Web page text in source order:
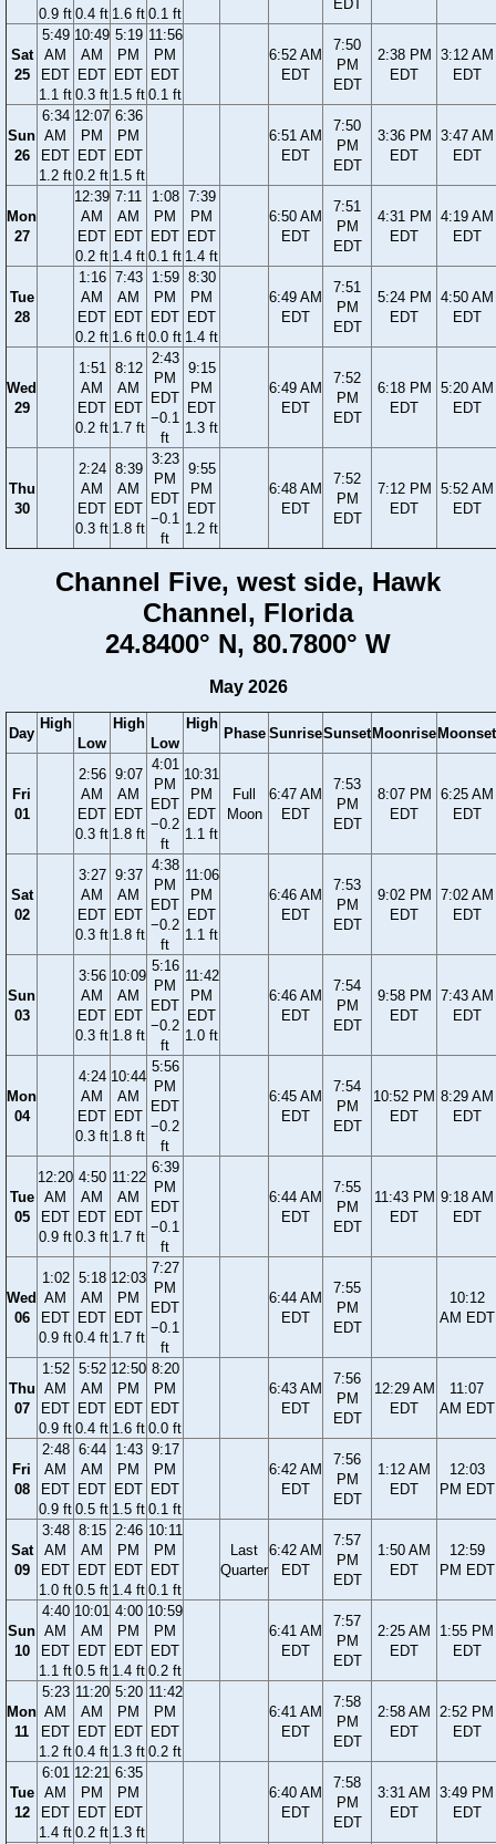
0.9 ft 0.4 ft 1.6 ft 0.1 ft
EDT
Sat
25
5:49
AM
EDT
1.1 ft
10:49
AM
EDT
0.3 ft
5:19
PM
EDT
1.5 ft
11:56
PM
EDT
0.1 ft
6:52 AM
EDT
7:50
PM
EDT
2:38 PM
EDT
3:12 AM
EDT
Sun
26
6:34
AM
EDT
1.2 ft
12:07
PM
EDT
0.2 ft
6:36
PM
EDT
1.5 ft
6:51 AM
EDT
7:50
PM
EDT
3:36 PM
EDT
3:47 AM
EDT
Mon
27
12:39
AM
EDT
0.2 ft
7:11
AM
EDT
1.4 ft
1:08
PM
EDT
0.1 ft
7:39
PM
EDT
1.4 ft
6:50 AM
EDT
7:51
PM
EDT
4:31 PM
EDT
4:19 AM
EDT
Tue
28
1:16
AM
EDT
0.2 ft
7:43
AM
EDT
1.6 ft
1:59
PM
EDT
0.0 ft
8:30
PM
EDT
1.4 ft
6:49 AM
EDT
7:51
PM
EDT
5:24 PM
EDT
4:50 AM
EDT
Wed
29
1:51
AM
EDT
0.2 ft
8:12
AM
EDT
1.7 ft
2:43
PM
EDT
−0.1
ft
9:15
PM
EDT
1.3 ft
6:49 AM
EDT
7:52
PM
EDT
6:18 PM
EDT
5:20 AM
EDT
Thu
30
2:24
AM
EDT
0.3 ft
8:39
AM
EDT
1.8 ft
3:23
PM
EDT
−0.1
ft
9:55
PM
EDT
1.2 ft
6:48 AM
EDT
7:52
PM
EDT
7:12 PM
EDT
5:52 AM
EDT
Channel Five, west side, Hawk
Channel, Florida
24.8400° N, 80.7800° W
May 2026
Day
High
Low
High
Low
High
Phase SunriseSunset Moonrise Moonset
Fri
01
2:56
AM
EDT
0.3 ft
9:07
AM
EDT
1.8 ft
4:01
PM
EDT
−0.2
ft
10:31
PM
EDT
1.1 ft
Full
Moon
6:47 AM
EDT
7:53
PM
EDT
8:07 PM
EDT
6:25 AM
EDT
Sat
02
3:27
AM
EDT
0.3 ft
9:37
AM
EDT
1.8 ft
4:38
PM
EDT
−0.2
ft
11:06
PM
EDT
1.1 ft
6:46 AM
EDT
7:53
PM
EDT
9:02 PM
EDT
7:02 AM
EDT
Sun
03
3:56
AM
EDT
0.3 ft
10:09
AM
EDT
1.8 ft
5:16
PM
EDT
−0.2
ft
11:42
PM
EDT
1.0 ft
6:46 AM
EDT
7:54
PM
EDT
9:58 PM
EDT
7:43 AM
EDT
Mon
04
4:24
AM
EDT
0.3 ft
10:44
AM
EDT
1.8 ft
5:56
PM
EDT
−0.2
ft
6:45 AM
EDT
7:54
PM
EDT
10:52 PM
EDT
8:29 AM
EDT
Tue
05
12:20
AM
EDT
0.9 ft
4:50
AM
EDT
0.3 ft
11:22
AM
EDT
1.7 ft
6:39
PM
EDT
−0.1
ft
6:44 AM
EDT
7:55
PM
EDT
11:43 PM
EDT
9:18 AM
EDT
Wed
06
1:02
AM
EDT
0.9 ft
5:18
AM
EDT
0.4 ft
12:03
PM
EDT
1.7 ft
7:27
PM
EDT
−0.1
ft
6:44 AM
EDT
7:55
PM
EDT
10:12
AM EDT
Thu
07
1:52
AM
EDT
0.9 ft
5:52
AM
EDT
0.4 ft
12:50
PM
EDT
1.6 ft
8:20
PM
EDT
0.0 ft
6:43 AM
EDT
7:56
PM
EDT
12:29 AM
EDT
11:07
AM EDT
Fri
08
2:48
AM
EDT
0.9 ft
6:44
AM
EDT
0.5 ft
1:43
PM
EDT
1.5 ft
9:17
PM
EDT
0.1 ft
6:42 AM
EDT
7:56
PM
EDT
1:12 AM
EDT
12:03
PM EDT
Sat
09
3:48
AM
EDT
1.0 ft
8:15
AM
EDT
0.5 ft
2:46
PM
EDT
1.4 ft
10:11
PM
EDT
0.1 ft
Last
Quarter
6:42 AM
EDT
7:57
PM
EDT
1:50 AM
EDT
12:59
PM EDT
Sun
10
4:40
AM
EDT
1.1 ft
10:01
AM
EDT
0.5 ft
4:00
PM
EDT
1.4 ft
10:59
PM
EDT
0.2 ft
6:41 AM
EDT
7:57
PM
EDT
2:25 AM
EDT
1:55 PM
EDT
Mon
11
5:23
AM
EDT
1.2 ft
11:20
AM
EDT
0.4 ft
5:20
PM
EDT
1.3 ft
11:42
PM
EDT
0.2 ft
6:41 AM
EDT
7:58
PM
EDT
2:58 AM
EDT
2:52 PM
EDT
Tue
12
6:01
AM
EDT
1.4 ft
12:21
PM
EDT
0.2 ft
6:35
PM
EDT
1.3 ft
6:40 AM
EDT
7:58
PM
EDT
3:31 AM
EDT
3:49 PM
EDT